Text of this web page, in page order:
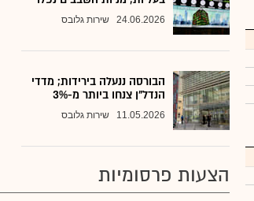
24.06.2026 שירות גלובס
הבורסה ננעלה בירידות; מדדי
הנדל"ן צנחו ביותר מ-3%
11.05.2026 שירות גלובס
הצעות פרסומיות